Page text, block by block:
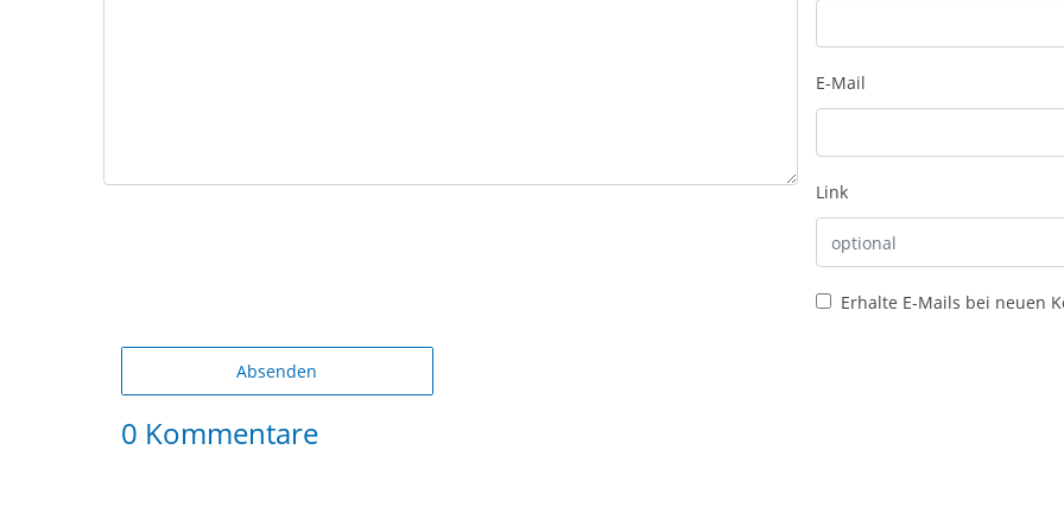
E-Mail
Link
Erhalte E-Mails bei neuen
Absenden
0 Kommentare